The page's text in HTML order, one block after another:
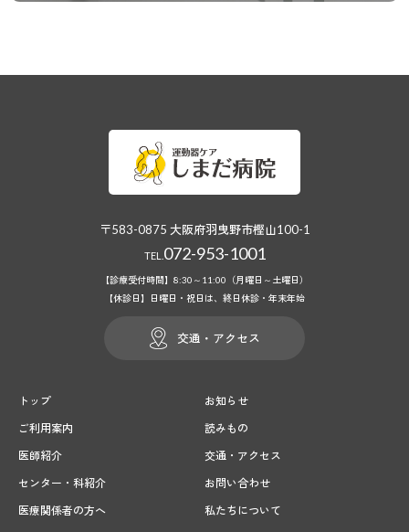
〒583-0875 大阪府羽曳野市樫山100-1
TEL. 072-953-1001
【診療受付時間】8:30～11:00（月曜日～土曜日）
【休診日】日曜日・祝日は、終日休診・年末年始
交通・アクセス
トップ
ご利用案内
医師紹介
センター・科紹介
医療関係者の方へ
お知らせ
読みもの
交通・アクセス
お問い合わせ
私たちについて